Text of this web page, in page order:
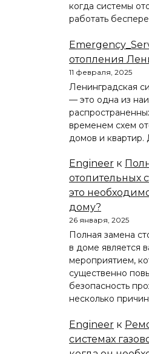
когда системы
работать
отопления
11 февраля, 2025
Ленинградская
— это одна из
временем схем
домов и квартир.
Engineer к
отопительных
это
дому?
26 января, 2025
Полная замена
в доме является
мероприятием,
существенно
безопасность
несколько
Engineer к
системах